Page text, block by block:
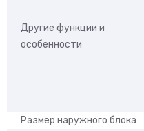
Другие функции и
особенности
Размер наружного блока